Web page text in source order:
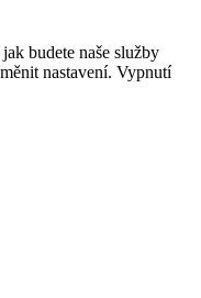
budete naše služby
nastavení. Vypnutí